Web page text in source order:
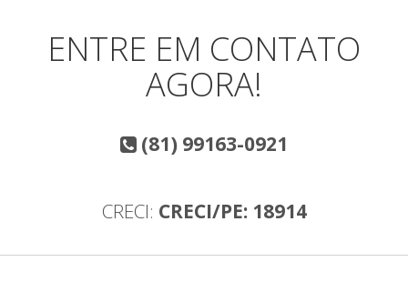
ENTRE EM CONTATO
AGORA!
(81) 99163-0921
CRECI: CRECI/PE: 18914